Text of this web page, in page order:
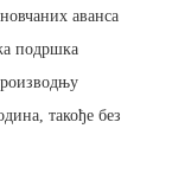
аванса
подршка
такође без